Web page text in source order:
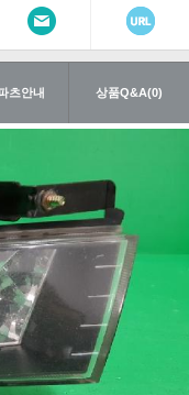
츠안내 상품Q&A(0)